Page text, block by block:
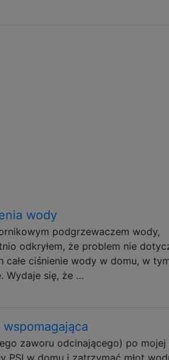
wody
podgrzewaczem wody,
odkryłem, że problem nie
ciśnienie wody w domu, w
Wydaje się, że …
zaworu odcinającego) po mojej
PSI w domu i zatrzymać młot